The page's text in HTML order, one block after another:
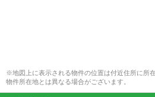
※地図上に表示される物件の位置は付近住所に所
物件所在地とは異なる場合がございます。